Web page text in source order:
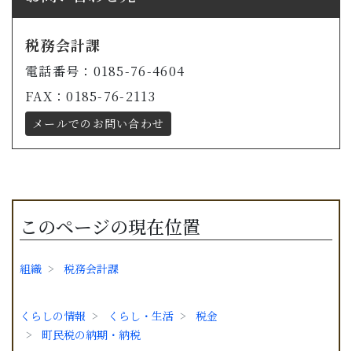
税務会計課
電話番号：0185-76-4604
FAX：0185-76-2113
メールでのお問い合わせ
このページの現在位置
組織 税務会計課
くらしの情報 くらし・生活
税金
町民税の納期・納税